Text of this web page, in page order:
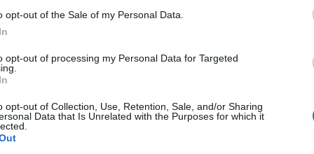
opt-out of the Sale of my Personal Data.
opt-out of processing my Personal Data for Targeted
opt-out of Collection, Use, Retention, Sale, and/or Sharing
Data that Is Unrelated with the Purposes for which it
nella sezioneLogindal menù del sito o
Notizie Costa Smeralda